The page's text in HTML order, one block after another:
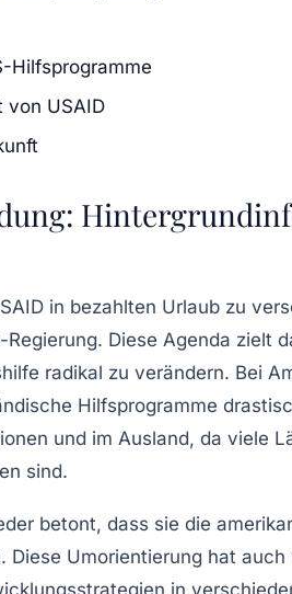
Hilfsprogramme
von USAID
in bezahlten Urlaub zu
Diese Agenda zielt
radikal zu verändern. Bei
Hilfsprogramme
und im Ausland, da viele
sind.
betont, dass sie die
Umorientierung hat
in